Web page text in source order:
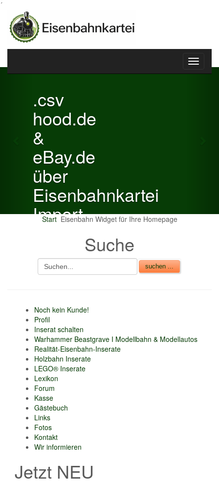
´
Toggle
.csv
hood.de
&
eBay.de
über
Eisenbahnkartei
Import
Verkaufsbetrag an
Gebühren je Inserat
Artikel
Previous
Start Eisenbahn Widget für Ihre Homepage
Suche
Noch kein Kunde!
Profil
Inserat schalten
Warhammer Beastgrave I Modellbahn & Modellautos
Realität-Eisenbahn-Inserate
Holzbahn Inserate
LEGO® Inserate
Lexikon
Forum
Kasse
Gästebuch
Links
Fotos
Kontakt
Wir informieren
Jetzt NEU